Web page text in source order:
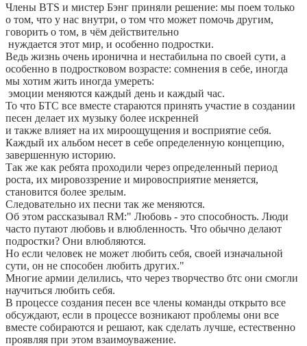
Члены BTS и мистер Бэнг приняли решение: мы поем только
о том, что у нас внутри, о том что может помочь другим,
говорить о том, в чём действительно
нуждается этот мир, и особенно подростки.
Ведь жизнь очень иронична и нестабильна по своей сути, а
особенно в подростковом возрасте: сомнения в себе, иногда
мы хотим жить иногда умереть:
эмоции меняются каждый день и каждый час.
То что БТС все вместе стараются принять участие в создании
песен делает их музыку более искренней
и также влияет на их мироощущения и восприятие себя.
Каждый их альбом несет в себе определенную концепцию,
завершенную историю.
Так же как ребята проходили через определенный период
роста, их мировоззрение и мировосприятие меняется,
становится более зрелым.
Следовательно их песни так же меняются.
Об этом рассказывал RM:" Любовь - это способность. Люди
часто путают любовь и влюбленность. Что обычно делают
подростки? Они влюбляются.
Но если человек не может любить себя, своей изначальной
сути, он не способен любить других."
Многие армии делились, что через творчество бтс они смогли
научиться любить себя.
В процессе создания песен все члены команды открыто все
обсуждают, если в процессе возникают проблемы они все
вместе собираются и решают, как сделать лучше, естественно
проявляя при этом взаимоуважение.